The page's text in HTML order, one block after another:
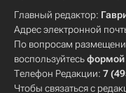
Главный редактор:
Адрес электронной
По вопросам
воспользуйтесьформой
Телефон Редакции: 7
Чтобы связаться с